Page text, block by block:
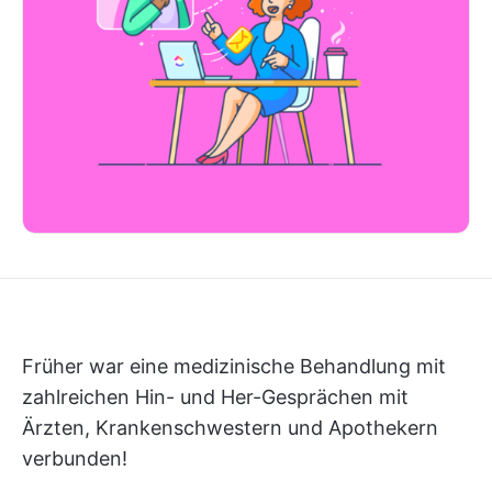
Früher war eine medizinische Behandlung mit
zahlreichen Hin- und Her-Gesprächen mit
Ärzten, Krankenschwestern und Apothekern
verbunden!